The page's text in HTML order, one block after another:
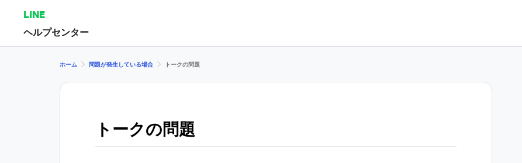
LINE
ヘルプセンター
ホーム 問題が発生している場合 トークの問題
トークの問題